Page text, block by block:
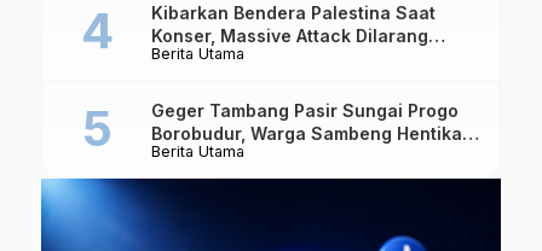
Berita Utama
Kibarkan Bendera Palestina Saat
Konser, Massive Attack Dilarang
Masuk Singapura Lagi
Berita Utama
Geger Tambang Pasir Sungai Progo
Borobudur, Warga Sambeng Hentikan
Alat Berat dan Usir Truk